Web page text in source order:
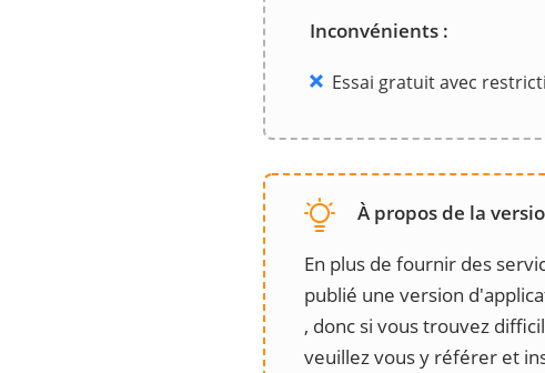
Inconvénients :
Essai gratuit avec
À propos de la
En plus de fournir des
publié une version
, donc si vous trouvez
veuillez vous y référer et